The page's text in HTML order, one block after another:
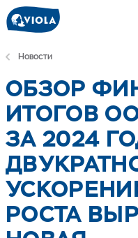
Новости
ОБЗОР
ИТОГОВ
ЗА 2024
РОСТА